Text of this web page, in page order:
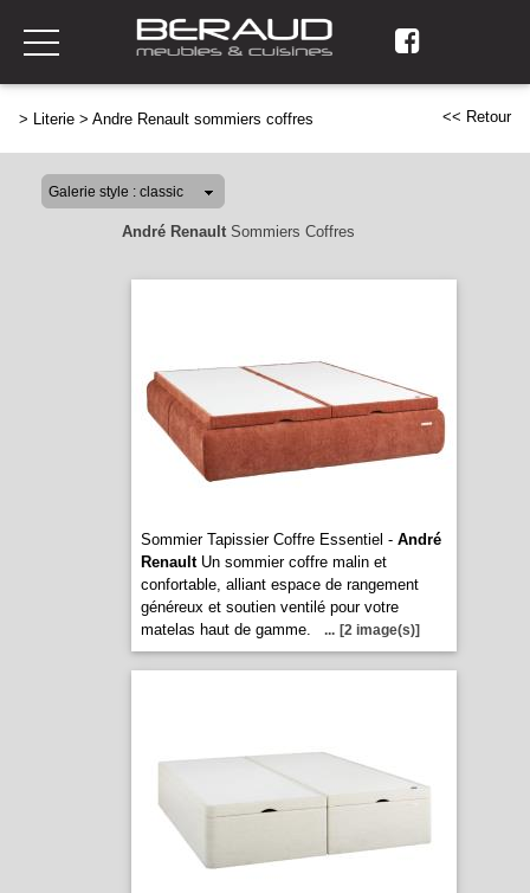
> Literie > Andre Renault sommiers coffres << Retour
André RenaultSommiers Coffres
Sommier Tapissier Coffre Essentiel - André
RenaultUn sommier coffre malin et
confortable, alliant espace de rangement
généreux et soutien ventilé pour votre
matelas haut de gamme.
... [2 image(s)]